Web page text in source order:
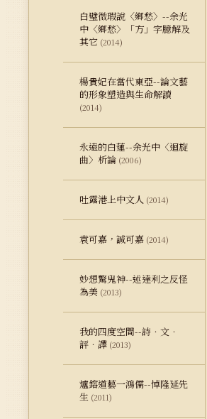
白璧微瑕說〈鄉愁〉--余光
中〈鄉愁〉「方」字臆解及
其它 (2014)
楊貴妃在當代東亞--論文藝
的形象塑造與生命解讀
(2014)
永遠的白蓮--余光中〈迴旋
曲〉析論 (2006)
吐露港上中文人 (2014)
袁可嘉，誠可嘉 (2014)
妙想驚鬼神--述達利之反怪
為美 (2013)
我的四度空間--詩．文．
評．譯 (2013)
爐鎔道藝一鴻儒--悼隆延先
生 (2011)